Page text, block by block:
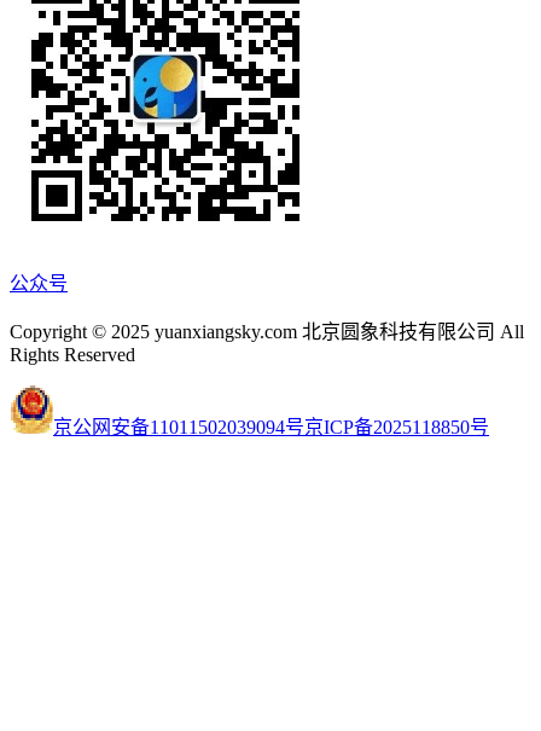
公众号
Copyright © 2025 yuanxiangsky.com 北京圆象科技有限公司 All
Rights Reserved
京公网安备11011502039094号京ICP备2025118850号